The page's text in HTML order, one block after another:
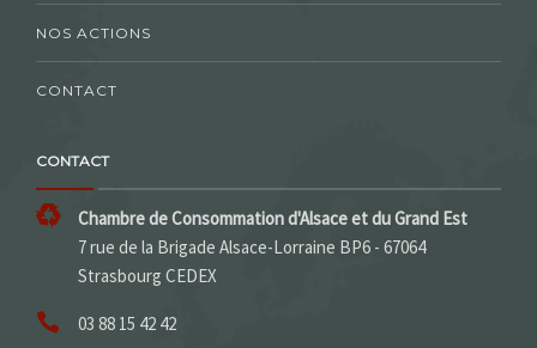
NOS ACTIONS
CONTACT
CONTACT
Chambre de Consommation d'Alsace et du Grand Est
7 rue de la Brigade Alsace-Lorraine BP6 - 67064
Strasbourg CEDEX
03 88 15 42 42